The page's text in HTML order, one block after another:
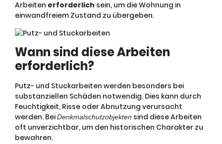
Arbeiten erforderlich sein, um die Wohnung in
einwandfreiem Zustand zu übergeben.
Wann sind diese Arbeiten
erforderlich?
Putz- und Stuckarbeiten werden besonders bei
substanziellen Schäden notwendig. Dies kann durch
Feuchtigkeit, Risse oder Abnutzung verursacht
werden. BeiDenkmalschutzobjekten sind diese Arbeiten
oft unverzichtbar, um den historischen Charakter zu
bewahren.